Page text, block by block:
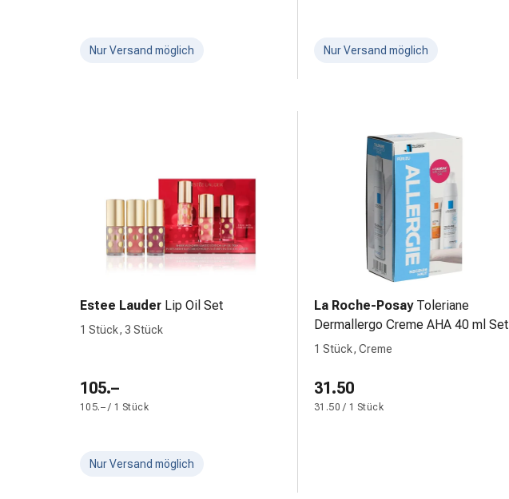
Kompressionsstrümpfe
Konzentrationsstörung
Heuschnupfen
Antiallergikum
Nase
Magen
Durchfall
Magenbrennen
&
Nur Versand möglich Nur Versand möglich
Estee Lauder Lip Oil Set
1 Stück, 3 Stück
105.–
105.– / 1 Stück
Nur Versand möglich
La Roche-Posay Toleriane
Dermallergo Creme AHA 40 ml Set
1 Stück, Creme
31.50
31.50 / 1 Stück